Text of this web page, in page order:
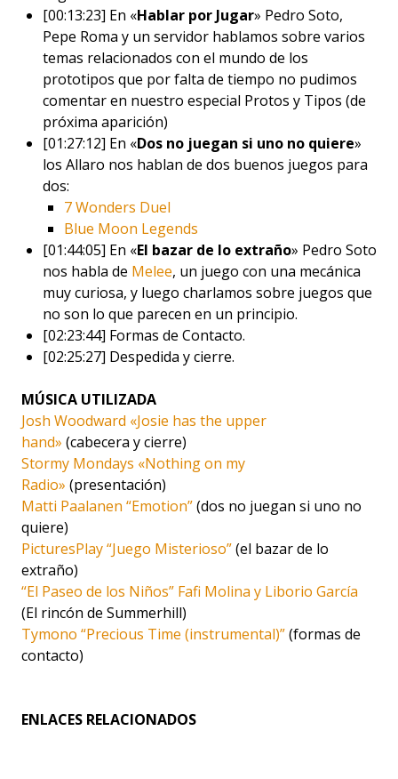
[00:13:23] En «Hablar por Jugar» Pedro Soto,
Pepe Roma y un servidor hablamos sobre varios
temas relacionados con el mundo de los
prototipos que por falta de tiempo no pudimos
comentar en nuestro especial Protos y Tipos (de
próxima aparición)
[01:27:12] En «Dos no juegan si uno no quiere»
los Allaro nos hablan de dos buenos juegos para
dos:
7 Wonders Duel
Blue Moon Legends
[01:44:05] En «El bazar de lo extraño» Pedro Soto
nos habla de Melee, un juego con una mecánica
muy curiosa, y luego charlamos sobre juegos que
no son lo que parecen en un principio.
[02:23:44] Formas de Contacto.
[02:25:27] Despedida y cierre.
MÚSICA UTILIZADA
Josh Woodward «Josie has the upper
hand» (cabecera y cierre)
Stormy Mondays «Nothing on my
Radio» (presentación)
Matti Paalanen “Emotion”(dos no juegan si uno no
quiere)
PicturesPlay “Juego Misterioso”(el bazar de lo
extraño)
“El Paseo de los Niños” Fafi Molina y Liborio García
(El rincón de Summerhill)
Tymono “Precious Time (instrumental)”(formas de
contacto)
ENLACES RELACIONADOS